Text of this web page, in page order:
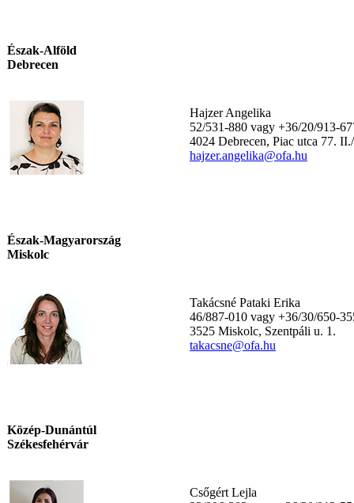
Észak-Alföld
Debrecen
Hajzer Angelika
52/531-880 vagy +36/20/913-
4024 Debrecen, Piac utca 77.
hajzer.angelika@ofa.hu
Észak-Magyarország
Miskolc
Takácsné Pataki Erika
46/887-010 vagy +36/30/650-
3525 Miskolc, Szentpáli u. 1.
takacsne@ofa.hu
Közép-Dunántúl
Székesfehérvár
Csőgért Lejla